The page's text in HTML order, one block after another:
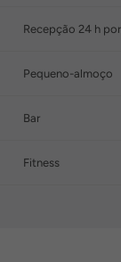
Recepção 24 h
Pequeno-almoço
Bar
Fitness